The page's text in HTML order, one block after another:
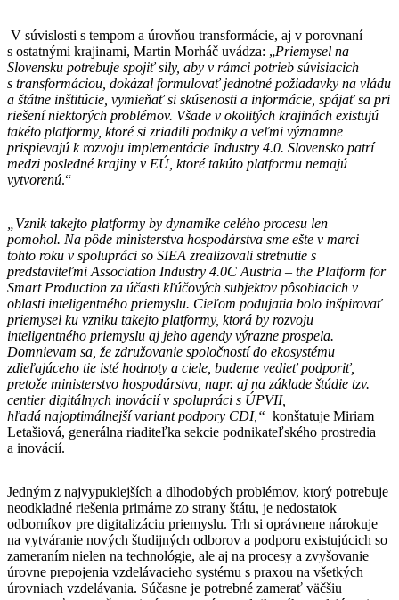
V súvislosti s tempom a úrovňou transformácie, aj v porovnaní
s ostatnými krajinami, Martin Morháč uvádza: „Priemysel na
Slovensku potrebuje spojiť sily, aby v rámci potrieb súvisiacich
s transformáciou, dokázal formulovať jednotné požiadavky na vládu
a štátne inštitúcie, vymieňať si skúsenosti a informácie, spájať sa pri
riešení niektorých problémov. Všade v okolitých krajinách existujú
takéto platformy, ktoré si zriadili podniky a veľmi významne
prispievajú k rozvoju implementácie Industry 4.0. Slovensko patrí
medzi posledné krajiny v EÚ, ktoré takúto platformu nemajú
vytvorenú.“
„Vznik takejto platformy by dynamike celého procesu len
pomohol. Na pôde ministerstva hospodárstva sme ešte v marci
tohto roku v spolupráci so SIEA zrealizovali stretnutie s
predstaviteľmi Association Industry 4.0C Austria – the Platform for
Smart Production za účasti kľúčových subjektov pôsobiacich v
oblasti inteligentného priemyslu. Cieľom podujatia bolo inšpirovať
priemysel ku vzniku takejto platformy, ktorá by rozvoju
inteligentného priemyslu aj jeho agendy výrazne prospela.
Domnievam sa, že združovanie spoločností do ekosystému
zdieľajúceho tie isté hodnoty a ciele, budeme vedieť podporiť,
pretože ministerstvo hospodárstva, napr. aj na základe štúdie tzv.
centier digitálnych inovácií v spolupráci s ÚPVII,
hľadá najoptimálnejší variant podpory CDI,“ konštatuje Miriam
Letašiová, generálna riaditeľka sekcie podnikateľského prostredia
a inovácií.
Jedným z najvypuklejších a dlhodobých problémov, ktorý potrebuje
neodkladné riešenia primárne zo strany štátu, je nedostatok
odborníkov pre digitalizáciu priemyslu. Trh si oprávnene nárokuje
na vytváranie nových študijných odborov a podporu existujúcich so
zameraním nielen na technológie, ale aj na procesy a zvyšovanie
úrovne prepojenia vzdelávacieho systému s praxou na všetkých
úrovniach vzdelávania. Súčasne je potrebné zamerať väčšiu